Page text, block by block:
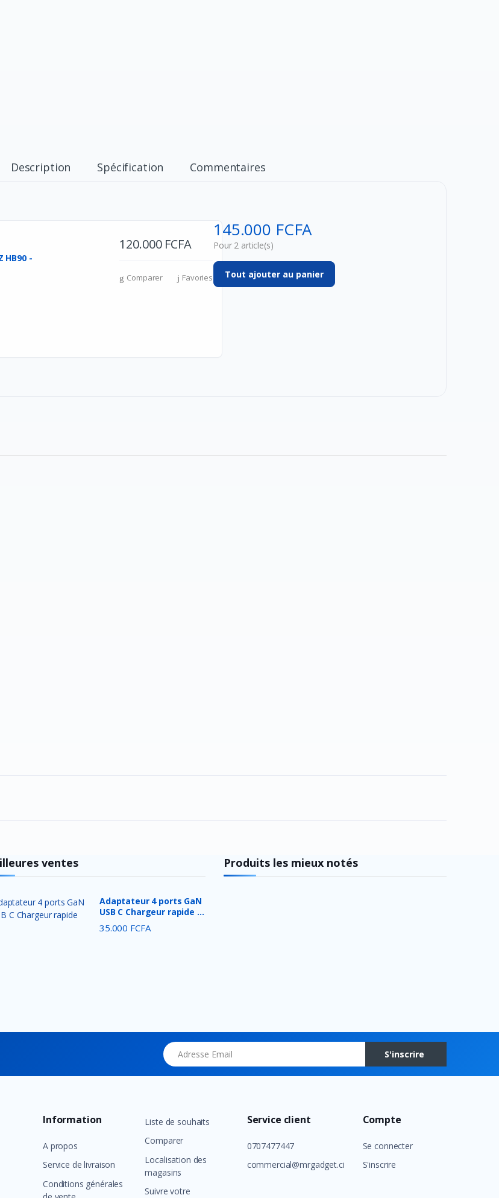
Description Spécification Commentaires
HB90 -
120.000 FCFA
Comparer Favories
145.000 FCFA
Pour 2 article(s)
Tout ajouter au panier
ventes
Adaptateur 4 ports GaN
USB C Chargeur rapide ...
35.000 FCFA
Produits les mieux notés
Adresse Email
S'inscrire
Information
A propos
Service de livraison
Conditions générales
Liste de souhaits
Comparer
Localisation des
magasins
Suivre votre
Service client
0707477447
commercial@mrgadget.ci
Compte
Se connecter
S'inscrire